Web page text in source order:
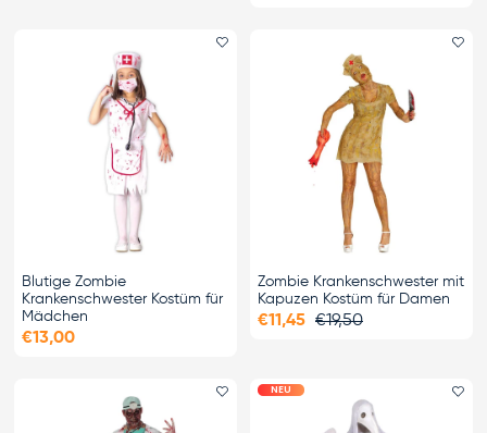
Blutige Zombie
Krankenschwester Kostüm für
Mädchen
€13,00
Zombie Krankenschwester mit
Kapuzen Kostüm für Damen
€11,45 €19,50
Favorit hinzufügen
NEU